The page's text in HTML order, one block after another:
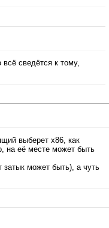
сведётся к тому,
выберет x86, как
на её месте может быть
затык может быть), а чуть